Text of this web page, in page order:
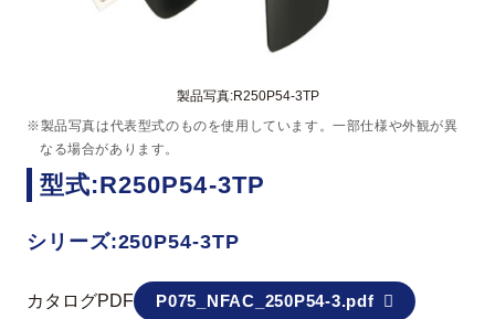
製品写真:R250P54-3TP
※製品写真は代表型式のものを使用しています。一部仕様や外観が異
なる場合があります。
型式:R250P54-3TP
シリーズ:250P54-3TP
カタログPDF P075_NFAC_250P54-3.pdf